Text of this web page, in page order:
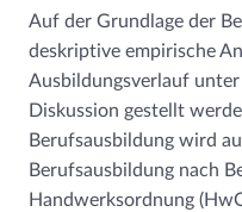
Auf der Grundlage der
deskriptive empirische
Ausbildungsverlauf
Diskussion gestellt
Berufsausbildung wird
Berufsausbildung nach
Handwerksordnung